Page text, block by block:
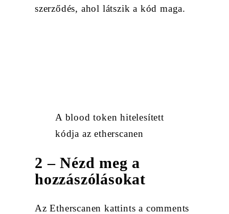
szerződés, ahol látszik a kód maga.
A blood token hitelesített
kódja az etherscanen
2 – Nézd meg a
hozzászólásokat
Az Etherscanen kattints a comments